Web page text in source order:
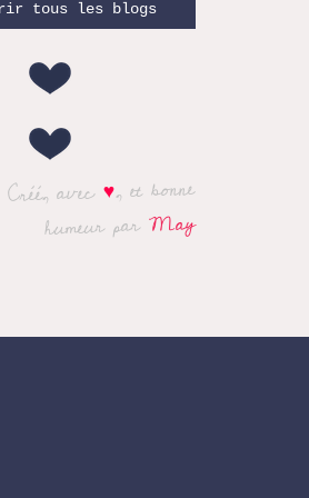
tous les blogs
Créé, avec♥, et bonne
humeur parMay